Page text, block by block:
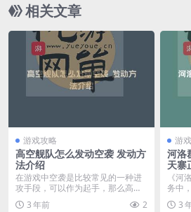
相关文章
游戏攻略
高空舰队怎么发动空袭 发动方
法介绍
在游戏中空袭是比较常见的一种进
攻手段，可以作为起手，那么高空
舰队怎么发动空袭呢？...
3 年前 2
游
河洛
天寨
《河
务中
青，
3